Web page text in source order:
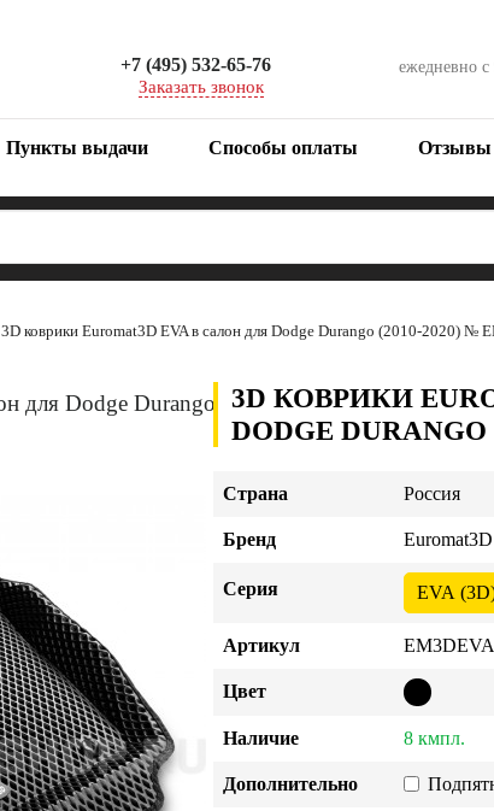
+7 (495) 532-65-76
Заказать звонок
ежедневнос
Пункты выдачи Способы оплаты Отзывы
3D коврики Euromat3D EVA в салон для Dodge Durango (2010-2020) №
3D КОВРИКИ
DODGE
Страна Россия
Бренд Euromat3D
Серия EVA
Артикул
Цвет
Наличие 8 кмпл.
Дополнительно